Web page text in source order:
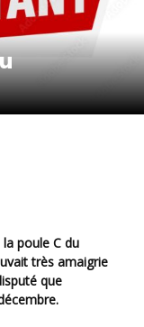
très amaigrie
que